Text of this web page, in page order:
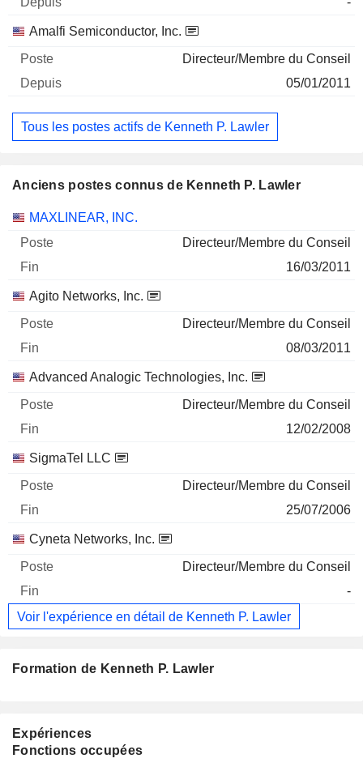
Amalfi Semiconductor, Inc.
Directeur/Membre du Conseil
05/01/2011
Tous les postes actifs de Kenneth P. Lawler
Anciens postes connus de Kenneth P. Lawler
Sociétés Poste Fin
MAXLINEAR, INC.
Directeur/Membre du Conseil
16/03/2011
Agito Networks, Inc.
Directeur/Membre du Conseil
08/03/2011
Advanced Analogic Technologies, Inc.
Directeur/Membre du Conseil
12/02/2008
SigmaTel LLC
Directeur/Membre du Conseil
25/07/2006
Cyneta Networks, Inc.
Directeur/Membre du Conseil
-
Voir l'expérience en détail de Kenneth P. Lawler
Formation de Kenneth P. Lawler
Expériences
Fonctions occupées